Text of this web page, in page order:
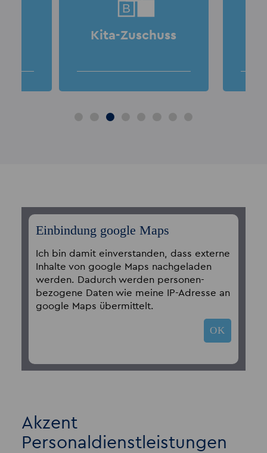
B
Kita-Zuschuss
Einbindung google Maps
Ich bin damit einverstanden, dass externe
Inhalte von google Maps nachgeladen
werden. Dadurch werden personen­
bezogene Daten wie meine IP-Adresse an
google Maps übermittelt.
OK
Akzent
Personaldienstleistungen